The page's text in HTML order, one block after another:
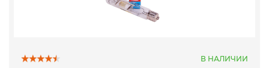
В НАЛИЧИИ